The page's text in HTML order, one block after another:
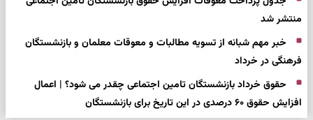
منتشر شد
خبر مهم شبانه از تسویه مطالبات و معوقات معلمان و بازنشستگان
فرهنگی در خرداد
حقوق خرداد بازنشستگان تامین اجتماعی چقدر می شود؟ | اعمال
افزایش حقوق ۶۰ درصدی در این تاریخ برای بازنشستگان